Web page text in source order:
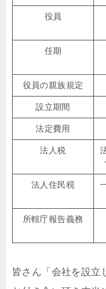
役員
任期
役員の親族規定
設立期間
法定費用
法人税
法人住民税
所轄庁報告義務
皆さん「会社を設立